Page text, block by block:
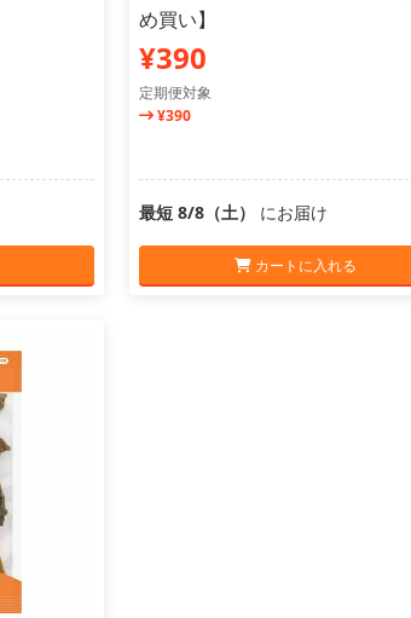
め買い】
¥390
定期便対象
¥390
最短 8/8（土） にお届け
カートに入れる